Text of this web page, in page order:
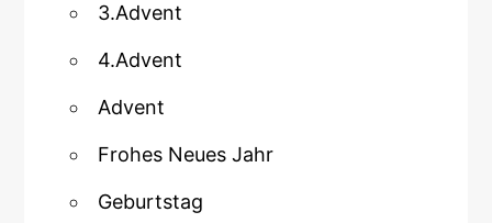
3.Advent
4.Advent
Advent
Frohes Neues Jahr
Geburtstag